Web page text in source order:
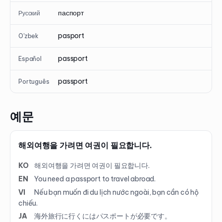
Русский паспорт
O'zbek pasport
Español passport
Português passport
예문
해외여행을 가려면 여권이 필요합니다.
KO
해외여행을 가려면 여권이 필요합니다.
EN
You need a passport to travel abroad.
VI
Nếu bạn muốn đi du lịch nước ngoài, bạn cần có hộ
chiếu.
JA
海外旅行に行くにはパスポートが必要です。